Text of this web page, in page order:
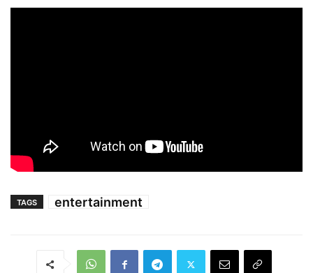
TAGS entertainment